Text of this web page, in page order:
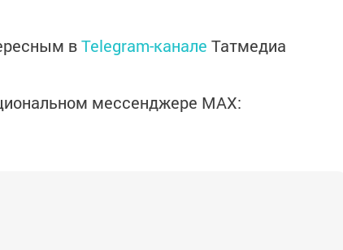
вTelegram-канале Татмедиа
мессенджере MАХ: